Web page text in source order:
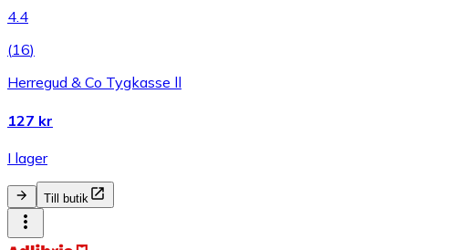
4.4
(16)
Herregud & Co Tygkasse ll
127 kr
I lager
Till butik